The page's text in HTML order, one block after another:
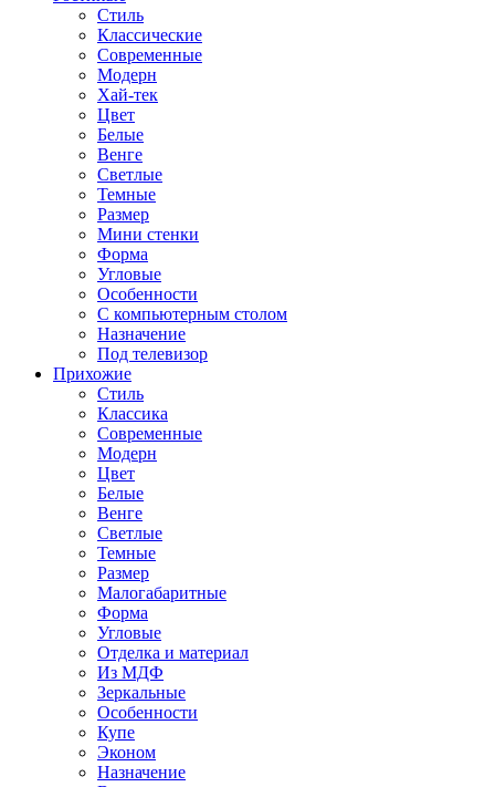
Стиль
Классические
Современные
Модерн
Хай-тек
Цвет
Белые
Венге
Светлые
Темные
Размер
Мини стенки
Форма
Угловые
Особенности
С компьютерным столом
Назначение
Под телевизор
Прихожие
Стиль
Классика
Современные
Модерн
Цвет
Белые
Венге
Светлые
Темные
Размер
Малогабаритные
Форма
Угловые
Отделка и материал
Из МДФ
Зеркальные
Особенности
Купе
Эконом
Назначение